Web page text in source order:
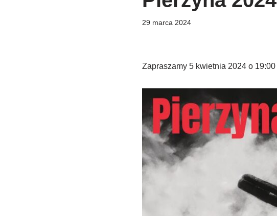
29 marca 2024
Zapraszamy 5 kwietnia 2024 o 19:00